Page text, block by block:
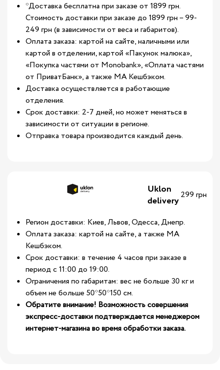
*Доставка бесплатна при заказе от 1899 грн.
Стоимость доставки при заказе до 1899 грн – 99-
249 грн (в зависимости от веса и габаритов).
Оплата заказа: картой на сайте, наличными или
картой в отделении, картой «Пакунок малюка»,
«Покупка частями от Monobank», «Оплата частями
от ПриватБанк», а также МА Кешбэком.
Доставка осуществляется в работающие
отделения.
Срок доставки: 2-7 дней, но может меняться в
зависимости от ситуации в регионе.
Отправка товара производится каждый день.
Uklon
delivery 299 грн
Регион доставки: Киев, Львов, Одесса, Днепр.
Оплата заказа: картой на сайте, а также МА
Кешбэком.
Срок доставки: в течение 4 часов при заказе в
период с 11:00 до 19:00.
Ограничения по габаритам: вес не больше 30 кг и
объем не больше 50*50*150 см.
Обратите внимание! Возможность совершения
экспресс-доставки подтверждается менеджером
интернет-магазина во время обработки заказа.